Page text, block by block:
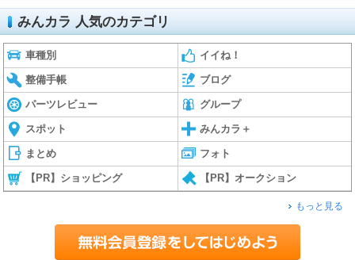
みんカラ 人気のカテゴリ
車種別 イイね！
整備手帳 ブログ
パーツレビュー グループ
スポット みんカラ＋
まとめ フォト
【PR】ショッピング 【PR】オークション
もっと見る